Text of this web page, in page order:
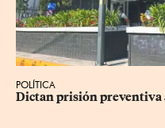
POLÍTICA
Dictan prisión preventiva